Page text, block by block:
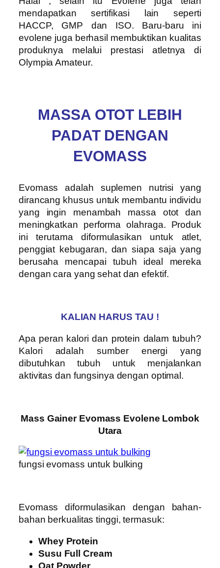
mendapatkan sertifikasi lain seperti
HACCP, GMP dan ISO. Baru-baru ini
evolene juga berhasil membuktikan kualitas
produknya melalui prestasi atletnya di
Olympia Amateur.
MASSA OTOT LEBIH
PADAT DENGAN
EVOMASS
Evomass adalah suplemen nutrisi yang
dirancang khusus untuk membantu individu
yang ingin menambah massa otot dan
meningkatkan performa olahraga. Produk
ini terutama diformulasikan untuk atlet,
penggiat kebugaran, dan siapa saja yang
berusaha mencapai tubuh ideal mereka
dengan cara yang sehat dan efektif.
KALIAN HARUS TAU !
Apa peran kalori dan protein dalam tubuh?
Kalori adalah sumber energi yang
dibutuhkan tubuh untuk menjalankan
aktivitas dan fungsinya dengan optimal.
Mass Gainer Evomass Evolene Lombok
Utara
fungsi evomass untuk bulking
Evomass diformulasikan dengan bahan-
bahan berkualitas tinggi, termasuk:
Whey Protein
Susu Full Cream
Oat Powder